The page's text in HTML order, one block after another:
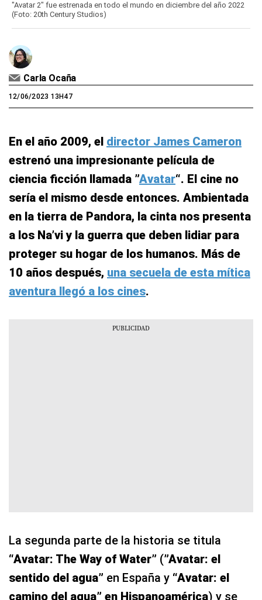
"Avatar 2" fue estrenada en todo el mundo en diciembre del año 2022
(Foto: 20th Century Studios)
Carla Ocaña
12/06/2023 13H47
En el año 2009, el director James Cameron
estrenó una impresionante película de
ciencia ficción llamada ”Avatar“. El cine no
sería el mismo desde entonces. Ambientada
en la tierra de Pandora, la cinta nos presenta
a los Na’vi y la guerra que deben lidiar para
proteger su hogar de los humanos. Más de
10 años después, una secuela de esta mítica
aventura llegó a los cines.
La segunda parte de la historia se titula
“Avatar: The Way of Water” (”Avatar: el
sentido del agua” en España y “Avatar: el
camino del agua” en Hispanoamérica) y se